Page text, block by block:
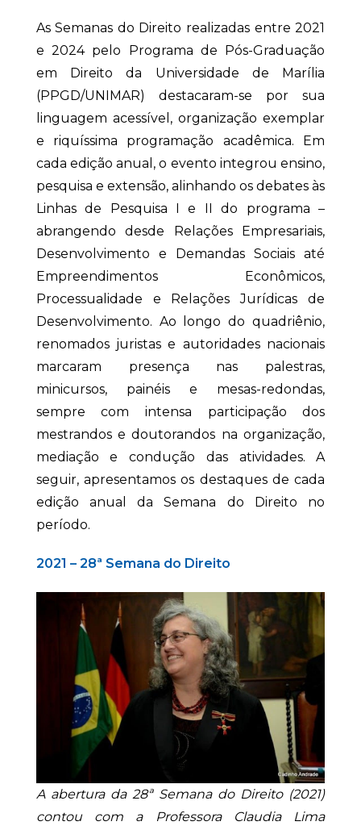
As Semanas do Direito realizadas entre 2021
e 2024 pelo Programa de Pós-Graduação
em Direito da Universidade de Marília
(PPGD/UNIMAR) destacaram-se por sua
linguagem acessível, organização exemplar
e riquíssima programação acadêmica. Em
cada edição anual, o evento integrou ensino,
pesquisa e extensão, alinhando os debates às
Linhas de Pesquisa I e II do programa –
abrangendo desde Relações Empresariais,
Desenvolvimento e Demandas Sociais até
Empreendimentos Econômicos,
Processualidade e Relações Jurídicas de
Desenvolvimento. Ao longo do quadriênio,
renomados juristas e autoridades nacionais
marcaram presença nas palestras,
minicursos, painéis e mesas-redondas,
sempre com intensa participação dos
mestrandos e doutorandos na organização,
mediação e condução das atividades. A
seguir, apresentamos os destaques de cada
edição anual da Semana do Direito no
período.
2021 – 28ª Semana do Direito
A abertura da 28ª Semana do Direito (2021)
contou com a Professora Claudia Lima